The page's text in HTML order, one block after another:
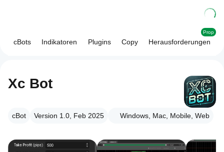
cBots Indikatoren Plugins Copy Herausforderungen
Prop
Xc Bot
cBot Version 1.0, Feb 2025 Windows, Mac, Mobile, Web